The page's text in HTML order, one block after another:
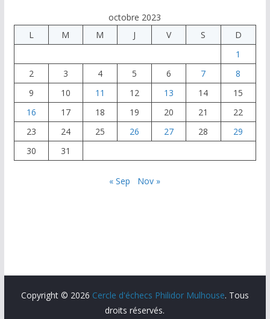
o
k
n
er
octobre 2023
L
M M J V S
D
1
2
3 4 5 6 7
8
9
10 11 12 13 14
15
16
17 18 19 20 21
22
23
24 25 26 27 28
29
30
31
« Sep Nov »
Copyright © 2026 Cercle d'échecs Philidor Mulhouse. Tous
droits réservés.